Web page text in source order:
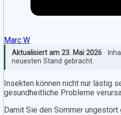
Marc W
Aktualisiert am 23. Mai 2026·
neuesten Stand gebracht.
Insekten können nicht nur lästig
gesundheitliche Probleme
Damit Sie den Sommer